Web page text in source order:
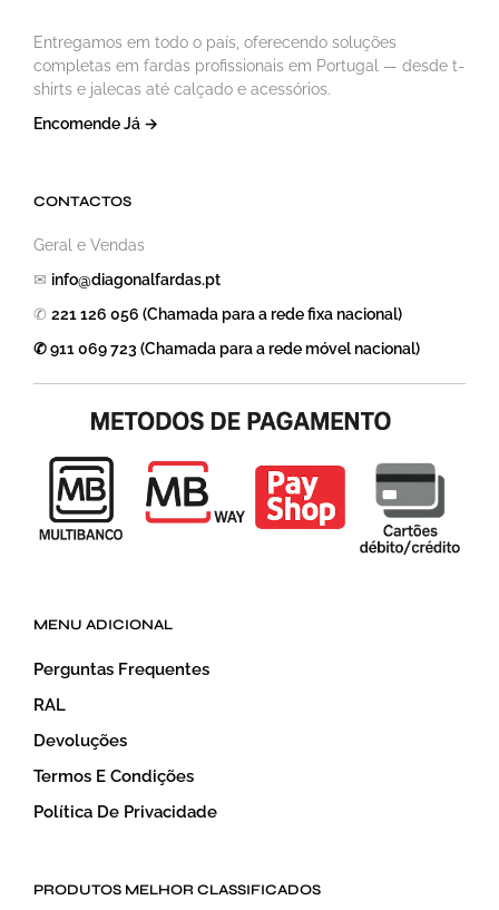
Entregamos em todo o país, oferecendo soluções
completas em fardas profissionais em Portugal — desde t-
shirts e jalecas até calçado e acessórios.
Encomende Já →
CONTACTOS
Geral e Vendas
✉ info@diagonalfardas.pt
✆ 221 126 056 (Chamada para a rede fixa nacional)
✆ 911 069 723 (Chamada para a rede móvel nacional)
MENU ADICIONAL
Perguntas Frequentes
RAL
Devoluções
Termos E Condições
Política De Privacidade
PRODUTOS MELHOR CLASSIFICADOS